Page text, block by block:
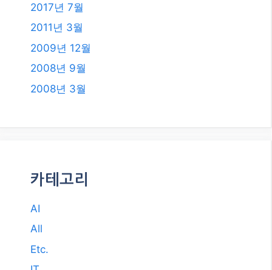
2017년 7월
2011년 3월
2009년 12월
2008년 9월
2008년 3월
카테고리
AI
All
Etc.